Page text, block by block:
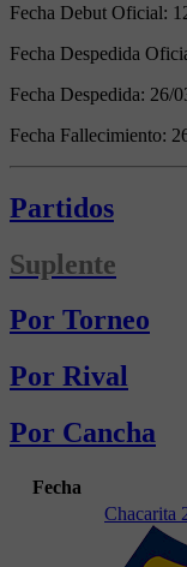
Fecha Debut Oficial:
Fecha Despedida
Fecha Despedida: 26/
Fecha Fallecimiento:
Partidos
Suplente
Por Torneo
Por Rival
Por Cancha
Fecha
Chacarita